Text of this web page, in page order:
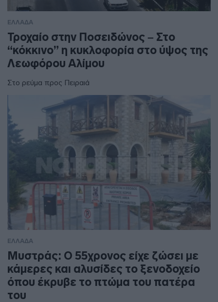
ΕΛΛΑΔΑ
Τροχαίο στην Ποσειδώνος – Στο
“κόκκινο” η κυκλοφορία στο ύψος της
Λεωφόρου Αλίμου
Στο ρεύμα προς Πειραιά
ΕΛΛΑΔΑ
Μυστράς: Ο 55χρονος είχε ζώσει με
κάμερες και αλυσίδες το ξενοδοχείο
όπου έκρυβε το πτώμα του πατέρα
του